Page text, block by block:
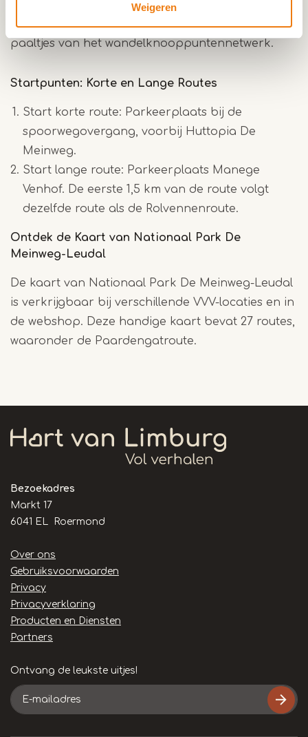
Weigeren
het wandelknooppuntennetwerk Roerdalen. Let
hierbij op de blauw gekleurde driehoekjes op de
paaltjes van het wandelknooppuntennetwerk.
Startpunten: Korte en Lange Routes
Start korte route: Parkeerplaats bij de
spoorwegovergang, voorbij Huttopia De
Meinweg.
Start lange route: Parkeerplaats Manege
Venhof. De eerste 1,5 km van de route volgt
dezelfde route als de Rolvennenroute.
Ontdek de Kaart van Nationaal Park De
Meinweg-Leudal
De kaart van Nationaal Park De Meinweg-Leudal
is verkrijgbaar bij verschillende VVV-locaties en in
de webshop. Deze handige kaart bevat 27 routes,
waaronder de Paardengatroute.
Bezoekadres
Markt 17
6041 EL Roermond
Handige
links
Over ons
Gebruiksvoorwaarden
Privacy
Privacyverklaring
Producten en Diensten
Partners
Ontvang de leukste uitjes!
E-
mailadres